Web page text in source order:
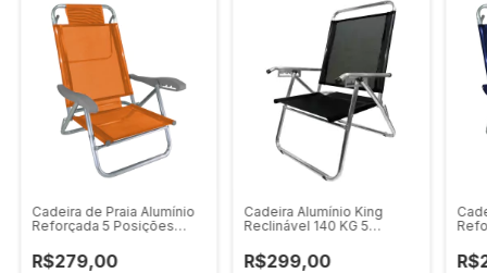
Cadeira de Praia Alumínio
Reforçada 5 Posições
120 KG
R$279,00
Cadeira Alumínio King
Reclinável 140 KG 5
Resistente
R$299,00
120